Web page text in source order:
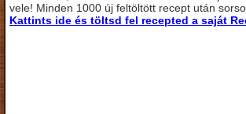
vele! Minden 1000 új feltöltött recept után
Kattints ide és töltsd fel recepted a saját